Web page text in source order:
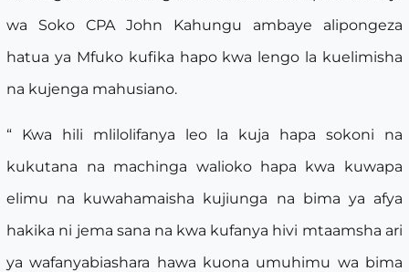
wa Soko CPA John Kahungu ambaye alipongeza
hatua ya Mfuko kufika hapo kwa lengo la kuelimisha
na kujenga mahusiano.
“ Kwa hili mlilolifanya leo la kuja hapa sokoni na
kukutana na machinga walioko hapa kwa kuwapa
elimu na kuwahamaisha kujiunga na bima ya afya
hakika ni jema sana na kwa kufanya hivi mtaamsha ari
ya wafanyabiashara hawa kuona umuhimu wa bima